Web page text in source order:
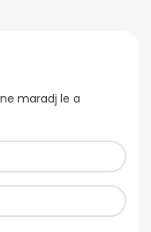
maradj le a